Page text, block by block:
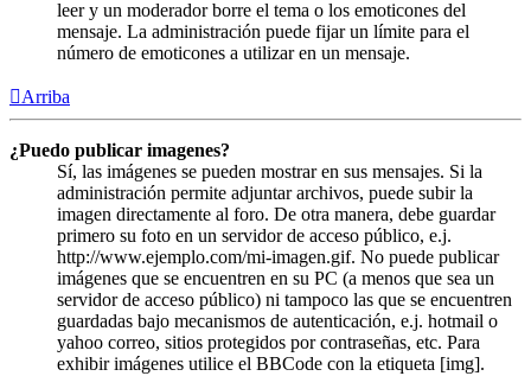
leer y un moderador borre el tema o los emoticones del
mensaje. La administración puede fijar un límite para el
número de emoticones a utilizar en un mensaje.
Arriba
¿Puedo publicar imagenes?
Sí, las imágenes se pueden mostrar en sus mensajes. Si la
administración permite adjuntar archivos, puede subir la
imagen directamente al foro. De otra manera, debe guardar
primero su foto en un servidor de acceso público, e.j.
http://www.ejemplo.com/mi-imagen.gif. No puede publicar
imágenes que se encuentren en su PC (a menos que sea un
servidor de acceso público) ni tampoco las que se encuentren
guardadas bajo mecanismos de autenticación, e.j. hotmail o
yahoo correo, sitios protegidos por contraseñas, etc. Para
exhibir imágenes utilice el BBCode con la etiqueta [img].